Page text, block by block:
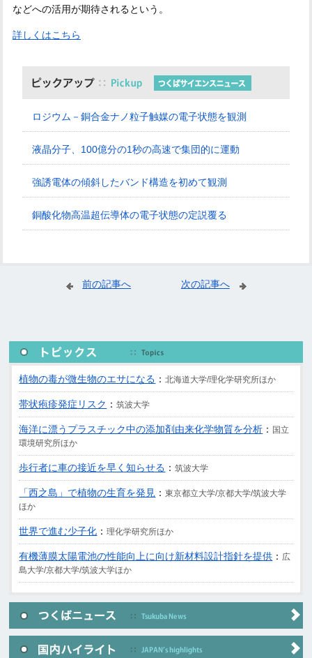
などへの活用が期待されるという。
詳しくはこちら
ロジウム－銅合金ナノ粒子触媒の電子状態を観測
液晶分子、100億分の1秒の高速で集団的に運動
強誘電体の傾斜したバンド構造を初めて観測
銅酸化物高温超伝導体の電子状態の定説覆る
前の記事へ 次の記事へ
植物の毒が微生物のエサになる ：北海道大学/理化学研究所ほか
帯状疱疹発症リスク ：筑波大学
海洋に漂うプラスチック中の添加剤由来化学物質を分析 ： 国立
環境研究所ほか
歩行者に車の接近を早く知らせる ：筑波大学
「西之島」で植物の生育を発見 ：東京都立大学/京都大学/筑波大学
ほか
世界で進む少子化 ：理化学研究所ほか
有機薄膜太陽電池の性能向上に向け新材料設計指針を提供 ： 広
島大学/京都大学/筑波大学ほか